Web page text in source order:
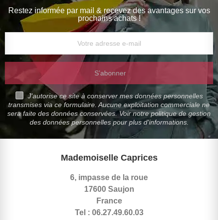
Restez informée par mail & recevez des avantages sur vos
prochains achats !
S’abonner
J'autorise ce site à conserver mes données personnelles
transmises via ce formulaire. Aucune exploitation commerciale ne
sera faite des données conservées. Voir notre politique de gestion
des données personnelles pour plus d'informations.
Mademoiselle Caprices
6, impasse de la roue
17600 Saujon
France
Tel : 06.27.49.60.03